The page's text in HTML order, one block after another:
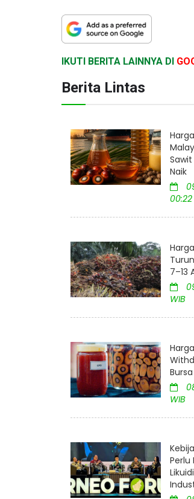
IKUTI BERITA LAINNYA DI
Berita Lintas
Naik
00:22
7–13
WIB
WIB
Perlu